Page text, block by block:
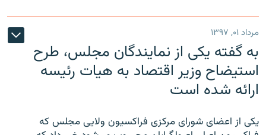
مرداد ۰۱, ۱۳۹۷
به گفته یکی از نمایندگان مجلس، طرح
استیضاح وزیر اقتصاد به هیات رئیسه
ارائه شده است
یکی از اعضای شورای مرکزی فراکسیون ولایی مجلس که